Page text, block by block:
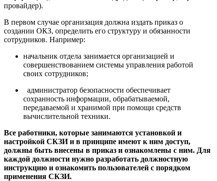
провайдер).
В первом случае организация должна издать приказ о
создании ОКЗ, определить его структуру и обязанности
сотрудников. Например:
начальник отдела занимается организацией и
совершенствованием системы управления работой
своих сотрудников;
администратор безопасности обеспечивает
сохранность информации, обрабатываемой,
передаваемой и хранимой при помощи средств
вычислительной техники.
Все работники, которые занимаются установкой и
настройкой СКЗИ и в принципе имеют к ним доступ,
должны быть внесены в приказ и ознакомлены с ним. Для
каждой должности нужно разработать должностную
инструкцию и ознакомить пользователей с порядком
применения СКЗИ.